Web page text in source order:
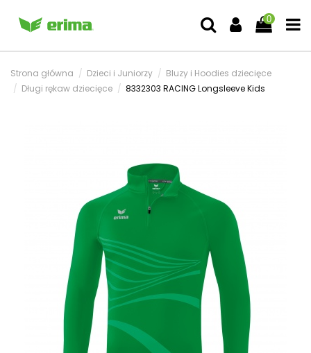
0
Strona główna Dzieci i Juniorzy
Bluzy i Hoodies dziecięce
Długi rękaw dziecięce
8332303 RACING Longsleeve Kids